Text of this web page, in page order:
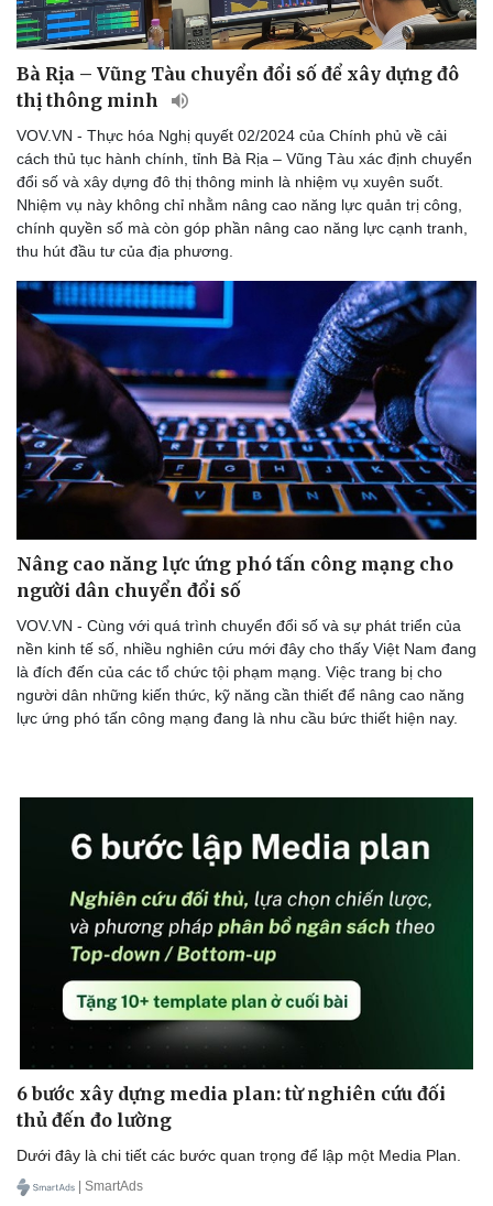
Bà Rịa – Vũng Tàu chuyển đổi số để xây dựng đô
thị thông minh
VOV.VN - Thực hóa Nghị quyết 02/2024 của Chính phủ về cải
cách thủ tục hành chính, tỉnh Bà Rịa – Vũng Tàu xác định chuyển
đổi số và xây dựng đô thị thông minh là nhiệm vụ xuyên suốt.
Nhiệm vụ này không chỉ nhằm nâng cao năng lực quản trị công,
chính quyền số mà còn góp phần nâng cao năng lực cạnh tranh,
thu hút đầu tư của địa phương.
Nâng cao năng lực ứng phó tấn công mạng cho
người dân chuyển đổi số
VOV.VN - Cùng với quá trình chuyển đổi số và sự phát triển của
nền kinh tế số, nhiều nghiên cứu mới đây cho thấy Việt Nam đang
là đích đến của các tổ chức tội phạm mạng. Việc trang bị cho
người dân những kiến thức, kỹ năng cần thiết để nâng cao năng
lực ứng phó tấn công mạng đang là nhu cầu bức thiết hiện nay.
6 bước xây dựng media plan: từ nghiên cứu đối
thủ đến đo lường
Dưới đây là chi tiết các bước quan trọng để lập một Media Plan.
| SmartAds